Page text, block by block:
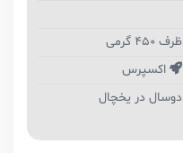
ظرف 450 گرمی
اکسپرس
دوسال در یخچال